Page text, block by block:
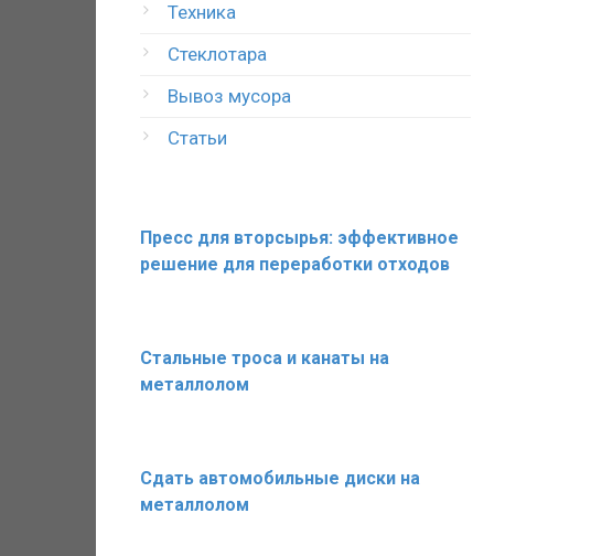
Техника
Стеклотара
Вывоз мусора
Статьи
Пресс для вторсырья: эффективное
решение для переработки отходов
Стальные троса и канаты на
металлолом
Сдать автомобильные диски на
металлолом